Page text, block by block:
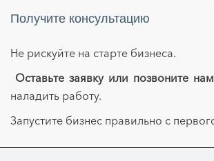
Получите консультацию
Не рискуйте на старте бизнеса.
Оставьте заявку или позвоните нам
наладить работу.
Запустите бизнес правильно с